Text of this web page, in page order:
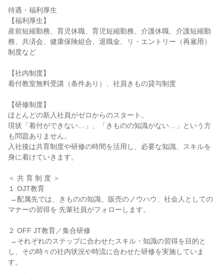
待遇・福利厚生
【福利厚生】
産前短縮勤務、育児休職、育児短縮勤務、介護休職、介護短縮勤
務、共済会、健康保険組合、退職金、リ・エントリー（再雇用）
制度など
【社内制度】
着付教室無料受講（条件あり）、社員きもの貸与制度
【研修制度】
ほとんどの新入社員がゼロからのスタート。
現状「着付ができない…」、「きものの知識がない…」という方
も問題ありません。
入社後は共育制度や研修の時間を活用し、必要な知識、スキルを
身に着けていきます。
＜ 共 育 制 度 ＞
１ OJT教育
マナーの習得を 先輩社員がフォローします。
２ OFF JT教育／集合研修
し、その時々の社内状況や時流に合わせた研修を実施していま
す。